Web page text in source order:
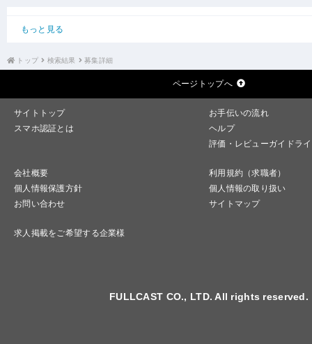
もっと見る
トップ 検索結果 募集詳細
ページトップへ
サイトトップ
お手伝いの流れ
スマホ認証とは
ヘルプ
評価・レビューガイドラ
会社概要
利用規約（求職者）
個人情報保護方針
個人情報の取り扱い
お問い合わせ
サイトマップ
求人掲載をご希望する企業様
FULLCAST CO., LTD. All rights reserved.